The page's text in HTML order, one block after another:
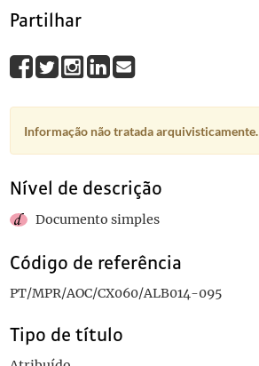
Partilhar
Informação não tratada arquivisticamente.
Nível de descrição
Documento simples
Código de referência
PT/MPR/AOC/CX060/ALB014-095
Tipo de título